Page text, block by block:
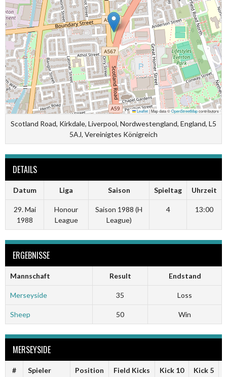
Leaflet|Map data ©OpenStreetMapcontributors
Scotland Road, Kirkdale, Liverpool, Nordwestengland, England, L5
5AJ, Vereinigtes Königreich
DETAILS
Datum Liga Saison Spieltag Uhrzeit
29. Mai
1988
Honour
League
Saison 1988 (H
League)
4 13:00
ERGEBNISSE
Mannschaft Result Endstand
Merseyside 35 Loss
Sheep 50 Win
MERSEYSIDE
# Spieler Position Field Kicks Kick 10 Kick 5